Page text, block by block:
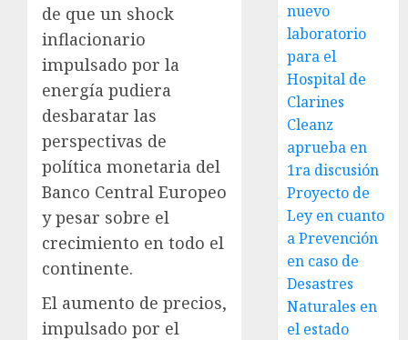
de que un shock
inflacionario
impulsado por la
energía pudiera
desbaratar las
perspectivas de
política monetaria del
Banco Central Europeo
y pesar sobre el
crecimiento en todo el
continente.
El aumento de precios,
impulsado por el
nuevo
laboratorio
para el
Hospital de
Clarines
Cleanz
aprueba en
1ra discusión
Proyecto de
Ley en cuanto
a Prevención
en caso de
Desastres
Naturales en
el estado